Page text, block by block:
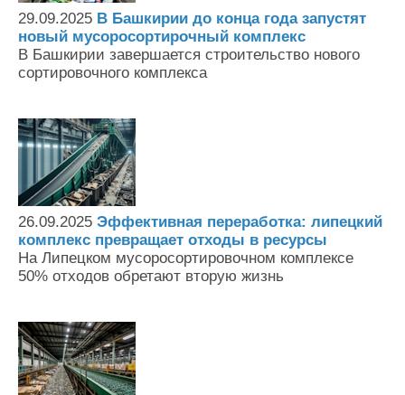
29.09.2025 В Башкирии до конца года запустят
новый мусоросортирочный комплекс
В Башкирии завершается строительство нового
сортировочного комплекса
26.09.2025 Эффективная переработка: липецкий
комплекс превращает отходы в ресурсы
На Липецком мусоросортировочном комплексе
50% отходов обретают вторую жизнь